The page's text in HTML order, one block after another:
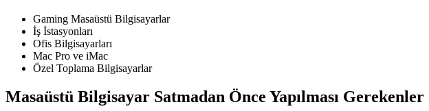
Gaming Masaüstü Bilgisayarlar
İş İstasyonları
Ofis Bilgisayarları
Mac Pro ve iMac
Özel Toplama Bilgisayarlar
Masaüstü Bilgisayar Satmadan Önce Yapılması Gerekenler